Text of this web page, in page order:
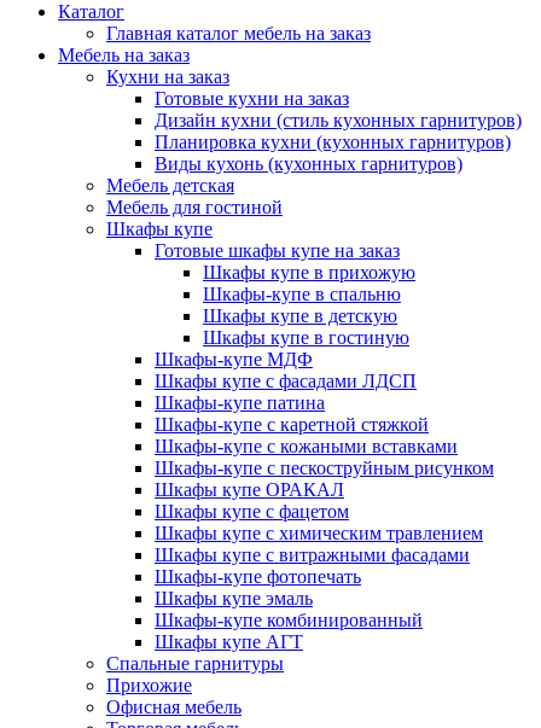
Каталог
Главная каталог мебель на заказ
Мебель на заказ
Кухни на заказ
Готовые кухни на заказ
Дизайн кухни (стиль кухонных гарнитуров)
Планировка кухни (кухонных гарнитуров)
Виды кухонь (кухонных гарнитуров)
Мебель детская
Мебель для гостиной
Шкафы купе
Готовые шкафы купе на заказ
Шкафы купе в прихожую
Шкафы-купе в спальню
Шкафы купе в детскую
Шкафы купе в гостиную
Шкафы-купе МДФ
Шкафы купе с фасадами ЛДСП
Шкафы-купе патина
Шкафы-купе с каретной стяжкой
Шкафы-купе с кожаными вставками
Шкафы-купе с пескоструйным рисунком
Шкафы купе ОРАКАЛ
Шкафы купе с фацетом
Шкафы купе с химическим травлением
Шкафы купе с витражными фасадами
Шкафы-купе фотопечать
Шкафы купе эмаль
Шкафы-купе комбинированный
Шкафы купе АГТ
Спальные гарнитуры
Прихожие
Офисная мебель